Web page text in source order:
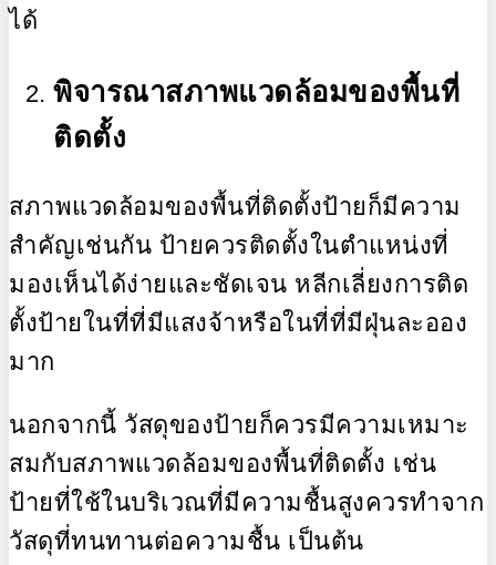
ได้
พิจารณาสภาพแวดล้อมของพื้นที่
ติดตั้ง
สภาพแวดล้อมของพื้นที่ติดตั้งป้ายก็มีความ
สำคัญเช่นกัน ป้ายควรติดตั้งในตำแหน่งที่
มองเห็นได้ง่ายและชัดเจน หลีกเลี่ยงการติด
ตั้งป้ายในที่ที่มีแสงจ้าหรือในที่ที่มีฝุ่นละออง
มาก
นอกจากนี้ วัสดุของป้ายก็ควรมีความเหมาะ
สมกับสภาพแวดล้อมของพื้นที่ติดตั้ง เช่น
ป้ายที่ใช้ในบริเวณที่มีความชื้นสูงควรทำจาก
วัสดุที่ทนทานต่อความชื้น เป็นต้น